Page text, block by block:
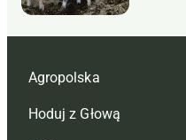
Agropolska
Redakcja
Hoduj z Głową